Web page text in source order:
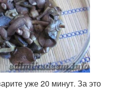
уже 20 минут. За это